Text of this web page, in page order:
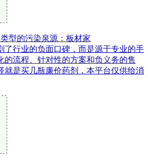
型的污染泉源：板材家
了行业的负面口碑，而是源于专业的手
的流程、针对性的方案和负义务的售
就是买几瓶廉价药剂，本平台仅供给消